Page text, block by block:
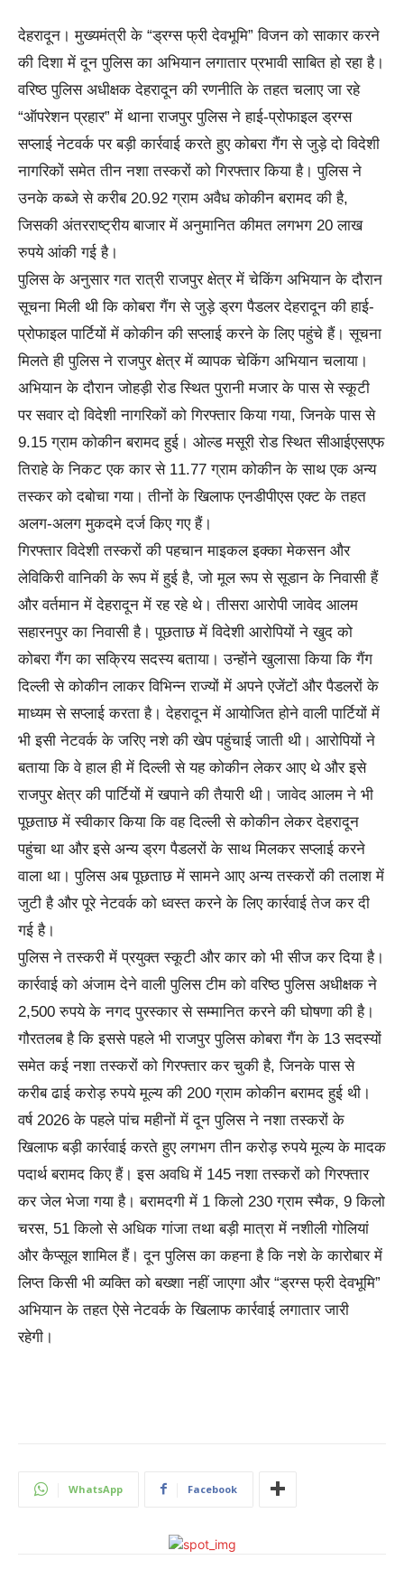
देहरादून। मुख्यमंत्री के “ड्रग्स फ्री देवभूमि” विजन को साकार करने
की दिशा में दून पुलिस का अभियान लगातार प्रभावी साबित हो रहा है।
वरिष्ठ पुलिस अधीक्षक देहरादून की रणनीति के तहत चलाए जा रहे
“ऑपरेशन प्रहार” में थाना राजपुर पुलिस ने हाई-प्रोफाइल ड्रग्स
सप्लाई नेटवर्क पर बड़ी कार्रवाई करते हुए कोबरा गैंग से जुड़े दो विदेशी
नागरिकों समेत तीन नशा तस्करों को गिरफ्तार किया है। पुलिस ने
उनके कब्जे से करीब 20.92 ग्राम अवैध कोकीन बरामद की है,
जिसकी अंतरराष्ट्रीय बाजार में अनुमानित कीमत लगभग 20 लाख
रुपये आंकी गई है।
पुलिस के अनुसार गत रात्री राजपुर क्षेत्र में चेकिंग अभियान के दौरान
सूचना मिली थी कि कोबरा गैंग से जुड़े ड्रग पैडलर देहरादून की हाई-
प्रोफाइल पार्टियों में कोकीन की सप्लाई करने के लिए पहुंचे हैं। सूचना
मिलते ही पुलिस ने राजपुर क्षेत्र में व्यापक चेकिंग अभियान चलाया।
अभियान के दौरान जोहड़ी रोड स्थित पुरानी मजार के पास से स्कूटी
पर सवार दो विदेशी नागरिकों को गिरफ्तार किया गया, जिनके पास से
9.15 ग्राम कोकीन बरामद हुई। ओल्ड मसूरी रोड स्थित सीआईएसएफ
तिराहे के निकट एक कार से 11.77 ग्राम कोकीन के साथ एक अन्य
तस्कर को दबोचा गया। तीनों के खिलाफ एनडीपीएस एक्ट के तहत
अलग-अलग मुकदमे दर्ज किए गए हैं।
गिरफ्तार विदेशी तस्करों की पहचान माइकल इक्का मेकसन और
लेविकिरी वानिकी के रूप में हुई है, जो मूल रूप से सूडान के निवासी हैं
और वर्तमान में देहरादून में रह रहे थे। तीसरा आरोपी जावेद आलम
सहारनपुर का निवासी है। पूछताछ में विदेशी आरोपियों ने खुद को
कोबरा गैंग का सक्रिय सदस्य बताया। उन्होंने खुलासा किया कि गैंग
दिल्ली से कोकीन लाकर विभिन्न राज्यों में अपने एजेंटों और पैडलरों के
माध्यम से सप्लाई करता है। देहरादून में आयोजित होने वाली पार्टियों में
भी इसी नेटवर्क के जरिए नशे की खेप पहुंचाई जाती थी। आरोपियों ने
बताया कि वे हाल ही में दिल्ली से यह कोकीन लेकर आए थे और इसे
राजपुर क्षेत्र की पार्टियों में खपाने की तैयारी थी। जावेद आलम ने भी
पूछताछ में स्वीकार किया कि वह दिल्ली से कोकीन लेकर देहरादून
पहुंचा था और इसे अन्य ड्रग पैडलरों के साथ मिलकर सप्लाई करने
वाला था। पुलिस अब पूछताछ में सामने आए अन्य तस्करों की तलाश में
जुटी है और पूरे नेटवर्क को ध्वस्त करने के लिए कार्रवाई तेज कर दी
गई है।
पुलिस ने तस्करी में प्रयुक्त स्कूटी और कार को भी सीज कर दिया है।
कार्रवाई को अंजाम देने वाली पुलिस टीम को वरिष्ठ पुलिस अधीक्षक ने
2,500 रुपये के नगद पुरस्कार से सम्मानित करने की घोषणा की है।
गौरतलब है कि इससे पहले भी राजपुर पुलिस कोबरा गैंग के 13 सदस्यों
समेत कई नशा तस्करों को गिरफ्तार कर चुकी है, जिनके पास से
करीब ढाई करोड़ रुपये मूल्य की 200 ग्राम कोकीन बरामद हुई थी।
वर्ष 2026 के पहले पांच महीनों में दून पुलिस ने नशा तस्करों के
खिलाफ बड़ी कार्रवाई करते हुए लगभग तीन करोड़ रुपये मूल्य के मादक
पदार्थ बरामद किए हैं। इस अवधि में 145 नशा तस्करों को गिरफ्तार
कर जेल भेजा गया है। बरामदगी में 1 किलो 230 ग्राम स्मैक, 9 किलो
चरस, 51 किलो से अधिक गांजा तथा बड़ी मात्रा में नशीली गोलियां
और कैप्सूल शामिल हैं। दून पुलिस का कहना है कि नशे के कारोबार में
लिप्त किसी भी व्यक्ति को बख्शा नहीं जाएगा और “ड्रग्स फ्री देवभूमि”
अभियान के तहत ऐसे नेटवर्क के खिलाफ कार्रवाई लगातार जारी
रहेगी।
WhatsApp Facebook